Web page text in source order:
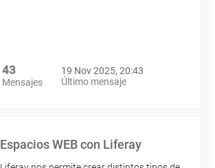
43
Mensajes
19 Nov 2025, 20:43
Último mensaje
Espacios WEB con Liferay